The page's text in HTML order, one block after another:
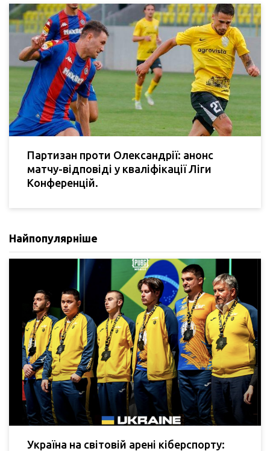
Партизан проти Олександрії: анонс
матчу-відповіді у кваліфікації Ліги
Конференцій.
Найпопулярніше
Україна на світовій арені кіберспорту: